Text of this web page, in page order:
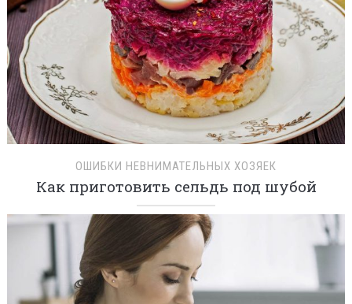
ОШИБКИ НЕВНИМАТЕЛЬНЫХ ХОЗЯЕК
Как приготовить сельдь под шубой